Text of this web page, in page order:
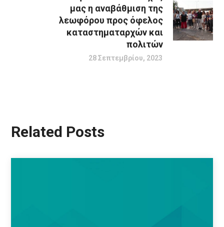
μας η αναβάθμιση της
λεωφόρου προς όφελος
καταστηματαρχών και
πολιτών
28 Σεπτεμβρίου, 2023
Related Posts